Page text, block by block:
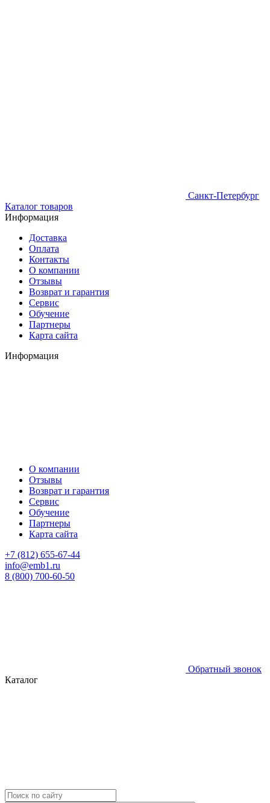
Санкт-Петербург
Каталог товаров
Информация
Доставка
Оплата
Контакты
О компании
Отзывы
Возврат и гарантия
Сервис
Обучение
Партнеры
Карта сайта
Информация
О компании
Отзывы
Возврат и гарантия
Сервис
Обучение
Партнеры
Карта сайта
+7 (812) 655-67-44
info@emb1.ru
8 (800) 700-60-50
Обратный звонок
Каталог